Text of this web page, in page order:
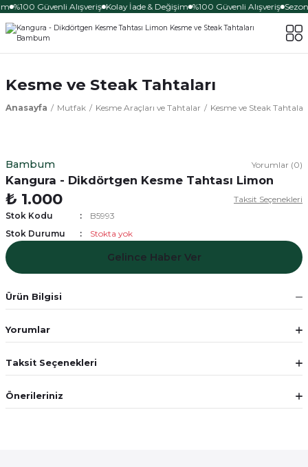
%100 Güvenli Alışveriş Kolay İade & Değişim %100 Güvenli Alışveriş
Kesme ve Steak Tahtaları
Anasayfa Mutfak Kesme Araçları ve Tahtalar Kesme ve Steak Tahtaları
Bambum Yorumlar (0)
Kangura - Dikdörtgen Kesme Tahtası Limon
₺ 1.000
Taksit Seçenekleri
Stok Kodu
B5993
Stok Durumu
Stokta yok
Gelince Haber Ver
Ürün Bilgisi
Yorumlar
Taksit Seçenekleri
Önerileriniz